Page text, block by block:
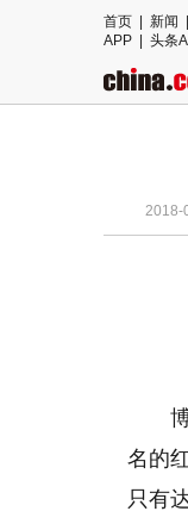
首页 新闻
APP
头条
2018-
名的
只有